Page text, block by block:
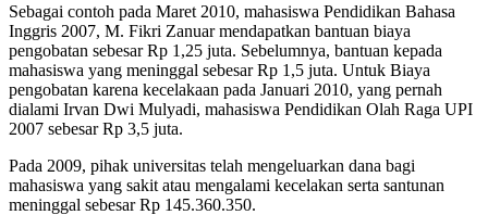
Sebagai contoh pada Maret 2010, mahasiswa Pendidikan Bahasa
Inggris 2007, M. Fikri Zanuar mendapatkan bantuan biaya
pengobatan sebesar Rp 1,25 juta. Sebelumnya, bantuan kepada
mahasiswa yang meninggal sebesar Rp 1,5 juta. Untuk Biaya
pengobatan karena kecelakaan pada Januari 2010, yang pernah
dialami Irvan Dwi Mulyadi, mahasiswa Pendidikan Olah Raga UPI
2007 sebesar Rp 3,5 juta.
Pada 2009, pihak universitas telah mengeluarkan dana bagi
mahasiswa yang sakit atau mengalami kecelakan serta santunan
meninggal sebesar Rp 145.360.350.